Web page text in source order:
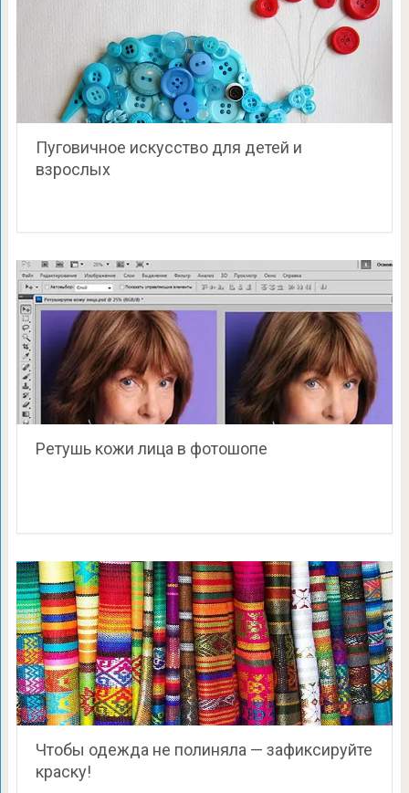
Пуговичное искусство для детей и
взрослых
Ретушь кожи лица в фотошопе
Чтобы одежда не полиняла — зафиксируйте
краску!